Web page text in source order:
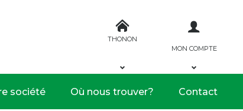
THONON
MON COMPTE
société Où nous trouver? Contact